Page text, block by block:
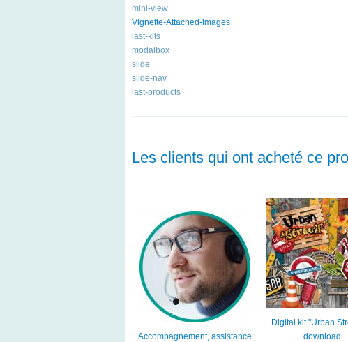
mini-view
Vignette-Attached-images
last-kits
modalbox
slide
slide-nav
last-products
Les clients qui ont acheté ce
Accompagnement, assistance
Digital kit "Urban
download